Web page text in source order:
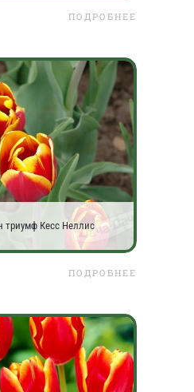
ПОДРОБНЕЕ
триумф Кесс Неллис
ПОДРОБНЕЕ